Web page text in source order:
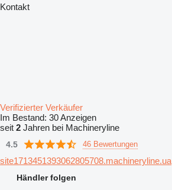
Kontakt
Verifizierter Verkäufer
Im Bestand: 30 Anzeigen
seit 2 Jahren bei Machineryline
4.5 46 Bewertungen
site1713451393062805708.machineryline.ua
Händler folgen